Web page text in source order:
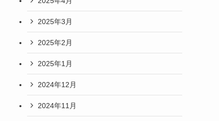
2025年3月
2025年2月
2025年1月
2024年12月
2024年11月